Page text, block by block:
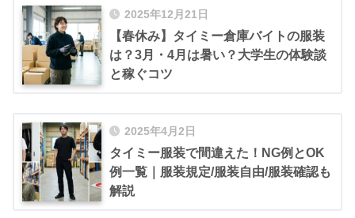
2025年12月21日
【春休み】タイミー倉庫バイトの服装
は？3月・4月は暑い？大学生の体験談
と稼ぐコツ
2025年4月2日
タイミー服装で間違えた！NG例とOK
例一覧｜服装規定/服装自由/服装確認も
解説